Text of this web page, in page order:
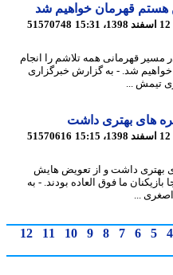
قهرمان خواهیم شد
51570748
قهرمانی همه تلاشم را انجام
شد. - به گزارش خبرگزاری
...
بهتری داشت
51570616
داشت و از تعویض هایش
ما فوق العاده بودند. - به
...
5
6
7
8
9
10
11
12